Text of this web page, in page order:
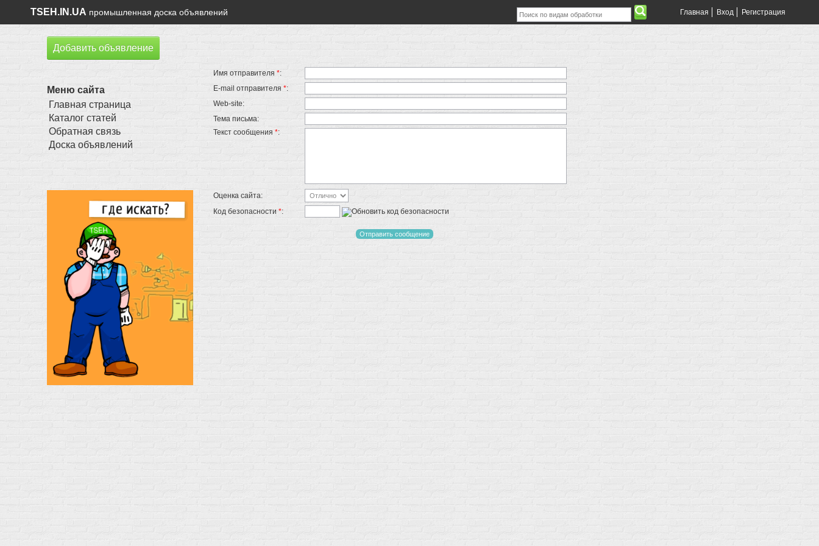
TSEH.IN.UA промышленная доска объявлений Главная Вход Регистрация
Добавить объявление
Меню сайта
Главная страница
Каталог статей
Обратная связь
Доска объявлений
Имя отправителя *:
E-mail отправителя *:
Web-site:
Тема письма:
Текст сообщения *:
Оценка сайта:
Код безопасности *: